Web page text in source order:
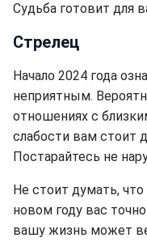
Судьба готовит для
Стрелец
Начало 2024 года
неприятным.
отношениях с
слабости вам стоит
Постарайтесь не
Не стоит думать,
новом году вас
вашу жизнь может